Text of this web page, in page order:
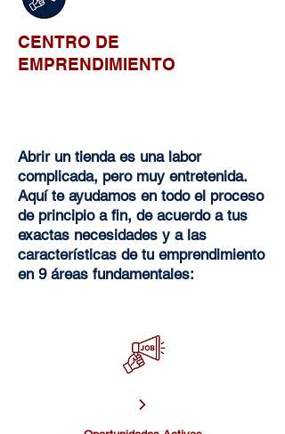
CENTRO DE
EMPRENDIMIENTO
Abrir un tienda es una labor
complicada, pero muy entretenida.
Aquí te ayudamos en todo el proceso
de principio a fin, de acuerdo a tus
exactas necesidades y a las
características de tu emprendimiento
en 9 áreas fundamentales: